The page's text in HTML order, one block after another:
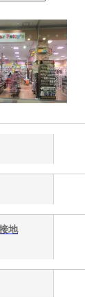
地